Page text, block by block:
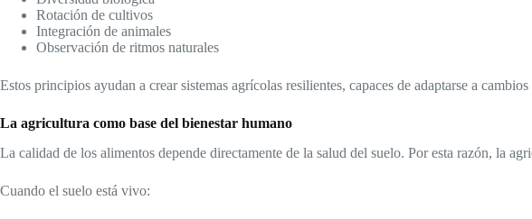
Rotación de cultivos
Integración de animales
Observación de ritmos naturales
Estos principios ayudan a crear sistemas agrícolas resilientes, capaces de adaptarse a
La agricultura como base del bienestar humano
La calidad de los alimentos depende directamente de la salud del suelo. Por esta razón, la
Cuando el suelo está vivo: